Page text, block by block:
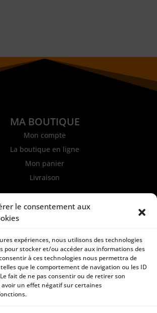
le consentement aux
expériences, nous utilisons des technologies
pour stocker et/ou accéder aux informations des
à ces technologies nous permettra de
que le comportement de navigation ou les ID
fait de ne pas consentir ou de retirer son
un effet négatif sur certaines
MA BOUTIQUE
Mon compte
La boutique en ligne
Mon panier
Livraison
INFORMATIONS
Mentions légales et CGU
générales de ventes
Paiement sécurisé